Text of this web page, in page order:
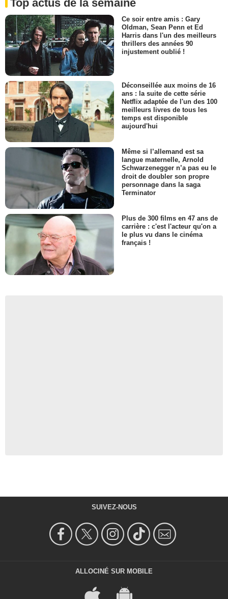
Top actus de la semaine
Ce soir entre amis : Gary
Oldman, Sean Penn et Ed
Harris dans l'un des meilleurs
thrillers des années 90
injustement oublié !
Déconseillée aux moins de 16
ans : la suite de cette série
Netflix adaptée de l'un des 100
meilleurs livres de tous les
temps est disponible
aujourd'hui
Même si l’allemand est sa
langue maternelle, Arnold
Schwarzenegger n’a pas eu le
droit de doubler son propre
personnage dans la saga
Terminator
Plus de 300 films en 47 ans de
carrière : c'est l'acteur qu'on a
le plus vu dans le cinéma
français !
SUIVEZ-NOUS
ALLOCINÉ SUR MOBILE